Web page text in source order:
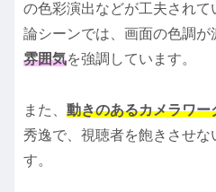
の色彩演出などが工夫されて
論シーンでは、画面の色調が
雰囲気を強調しています。
また、 動きのあるカメラワー
秀逸で、視聴者を飽きさせな
す。